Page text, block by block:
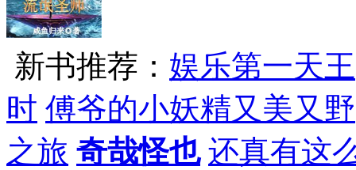
新书推荐： 娱乐第一天王
时 傅爷的小妖精又美又野
之旅 奇哉怪也 还真有这